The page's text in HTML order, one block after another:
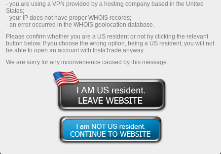
Download Trading Platform
कर्मचारी देखभाल संस्थापक स्टेज से अपने नेतृत्व को अब तक
सुनिश्चित करने के लिए इंस्टाफॉरेक्ष् कंपनी की मुख्य प्राथमिकताओं
- you are using a VPN provided by a hosting company based in the United
States;
- your IP does not have proper WHOIS records;
- an error occurred in the WHOIS geolocation database.
Please confirm whether you are a US resident or not by clicking the relevant
button below. If you choose the wrong option, being a US resident, you will not
be able to open an account with InstaTrade anyway.
We are sorry for any inconvenience caused by this message.